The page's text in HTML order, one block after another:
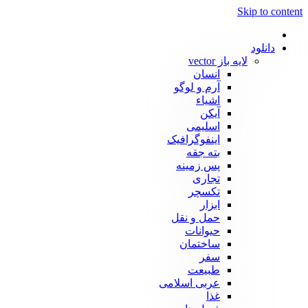
Skip to content
دانلود
لایه باز vector
انسان
آرم و لوگو
اشیاء
آیکن
اسلیمی
اینفوگرافیک
بته جقه
پس زمینه
تجاری
تکسچر
ابزار
حمل و نقل
حیوانات
ساختمان
سفر
طبیعت
عربی اسلامی
غذا